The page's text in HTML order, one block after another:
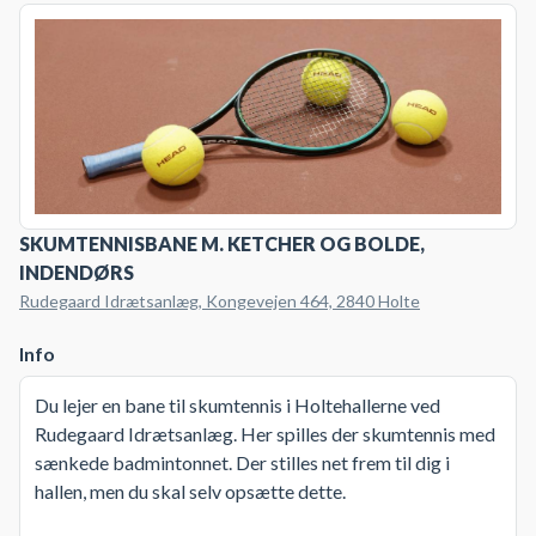
SKUMTENNISBANE M. KETCHER OG BOLDE,
INDENDØRS
Rudegaard Idrætsanlæg, Kongevejen 464, 2840 Holte
Info
Du lejer en bane til skumtennis i Holtehallerne ved
Rudegaard Idrætsanlæg. Her spilles der skumtennis med
sænkede badmintonnet. Der stilles net frem til dig i
hallen, men du skal selv opsætte dette.